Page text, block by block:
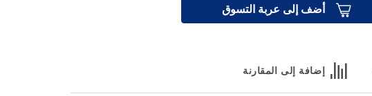
أضف إلى عربة التسوق
إضافة إلى المقارنة